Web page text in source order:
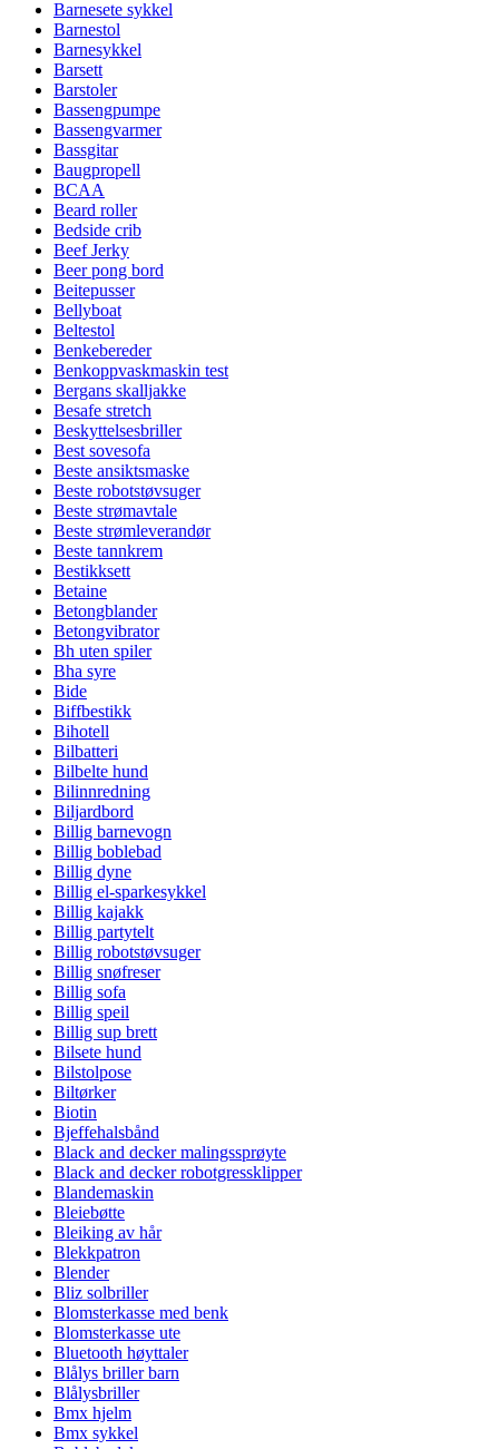
Barnesete sykkel
Barnestol
Barnesykkel
Barsett
Barstoler
Bassengpumpe
Bassengvarmer
Bassgitar
Baugpropell
BCAA
Beard roller
Bedside crib
Beef Jerky
Beer pong bord
Beitepusser
Bellyboat
Beltestol
Benkebereder
Benkoppvaskmaskin test
Bergans skalljakke
Besafe stretch
Beskyttelsesbriller
Best sovesofa
Beste ansiktsmaske
Beste robotstøvsuger
Beste strømavtale
Beste strømleverandør
Beste tannkrem
Bestikksett
Betaine
Betongblander
Betongvibrator
Bh uten spiler
Bha syre
Bide
Biffbestikk
Bihotell
Bilbatteri
Bilbelte hund
Bilinnredning
Biljardbord
Billig barnevogn
Billig boblebad
Billig dyne
Billig el-sparkesykkel
Billig kajakk
Billig partytelt
Billig robotstøvsuger
Billig snøfreser
Billig sofa
Billig speil
Billig sup brett
Bilsete hund
Bilstolpose
Biltørker
Biotin
Bjeffehalsbånd
Black and decker malingssprøyte
Black and decker robotgressklipper
Blandemaskin
Bleiebøtte
Bleiking av hår
Blekkpatron
Blender
Bliz solbriller
Blomsterkasse med benk
Blomsterkasse ute
Bluetooth høyttaler
Blålys briller barn
Blålysbriller
Bmx hjelm
Bmx sykkel